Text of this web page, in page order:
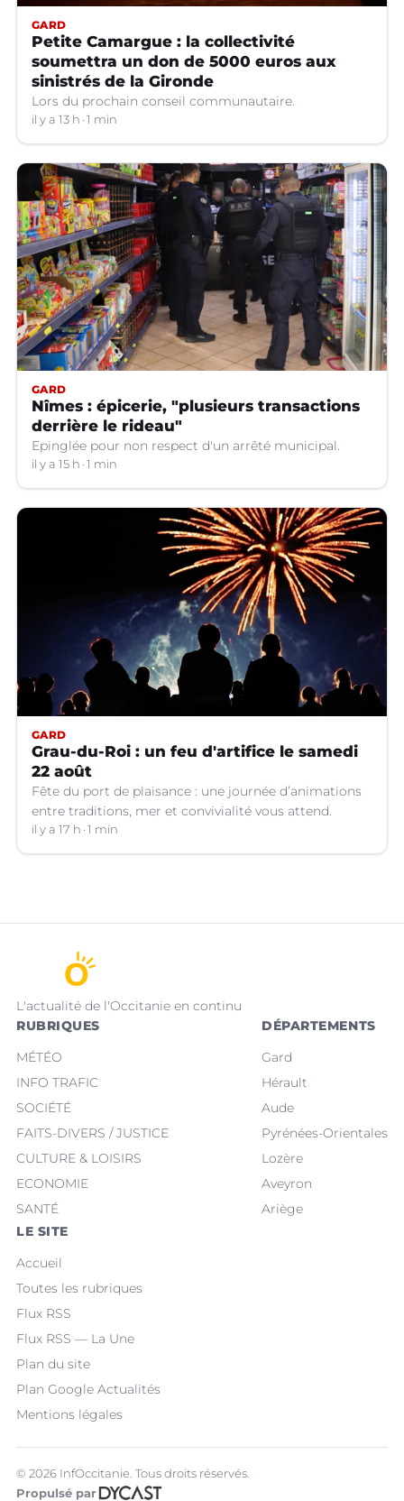
GARD
Petite Camargue : la collectivité
soumettra un don de 5000 euros aux
sinistrés de la Gironde
Lors du prochain conseil communautaire.
il y a 13 h 1 min
GARD
Nîmes : épicerie, "plusieurs transactions
derrière le rideau"
Epinglée pour non respect d'un arrêté municipal.
il y a 15 h 1 min
GARD
Grau-du-Roi : un feu d'artifice le samedi
22 août
Fête du port de plaisance : une journée d’animations
entre traditions, mer et convivialité vous attend.
il y a 17 h 1 min
L'actualité de l'Occitanie en continu
RUBRIQUES
MÉTÉO
INFO TRAFIC
SOCIÉTÉ
FAITS-DIVERS / JUSTICE
CULTURE & LOISIRS
ECONOMIE
SANTÉ
DÉPARTEMENTS
Gard
Hérault
Aude
Pyrénées-Orientales
Lozère
Aveyron
Ariège
LE SITE
Accueil
Toutes les rubriques
Flux RSS
Flux RSS — La Une
Plan du site
Plan Google Actualités
Mentions légales
© 2026 InfOccitanie. Tous droits réservés.
Propulsé par